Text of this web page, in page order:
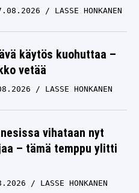
LASSE HONKANEN
käytös kuohuttaa –
vetää
LASSE HONKANEN
vihataan nyt
– tämä temppu ylitti
LASSE HONKANEN